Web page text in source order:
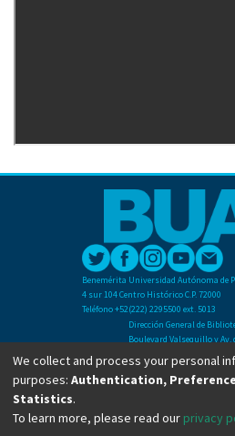
Benemérita Universidad Autónoma de
4 sur 104 Centro Histórico C.P. 72000
Teléfono +52(222) 2295500 ext. 5013
Dirección General de
Boulevard Valsequillo y Av.
Ciudad Universitaria. Col.
C.P. 72570
Teléfono +52 (222) 2295500
We collect and process your personal
purposes: Authentication,
Statistics.
To learn more, please read our privacy